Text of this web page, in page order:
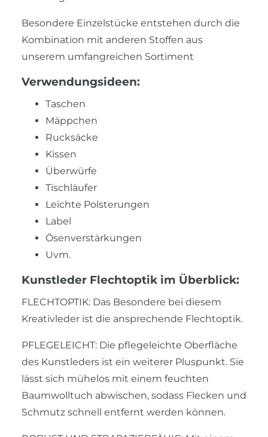
Besondere Einzelstücke entstehen durch die
Kombination mit anderen Stoffen aus
unserem umfangreichen Sortiment
Verwendungsideen:
Taschen
Mäppchen
Rucksäcke
Kissen
Überwürfe
Tischläufer
Leichte Polsterungen
Label
Ösenverstärkungen
Uvm.
Kunstleder Flechtoptik im Überblick:
FLECHTOPTIK: Das Besondere bei diesem
Kreativleder ist die ansprechende Flechtoptik.
PFLEGELEICHT: Die pflegeleichte Oberfläche
des Kunstleders ist ein weiterer Pluspunkt. Sie
lässt sich mühelos mit einem feuchten
Baumwolltuch abwischen, sodass Flecken und
Schmutz schnell entfernt werden können.